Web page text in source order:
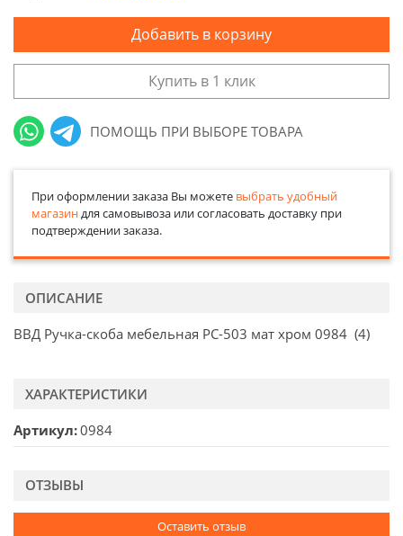
Добавить в корзину
Купить в 1 клик
ПОМОЩЬ ПРИ ВЫБОРЕ ТОВАРА
При оформлении заказа Вы можете выбрать удобный
магазиндля самовывоза или согласовать доставку при
подтверждении заказа.
ОПИСАНИЕ
ВВД Ручка-скоба мебельная РС-503 мат хром 0984 (4)
ХАРАКТЕРИСТИКИ
Артикул 0984
ОТЗЫВЫ
Оставить отзыв